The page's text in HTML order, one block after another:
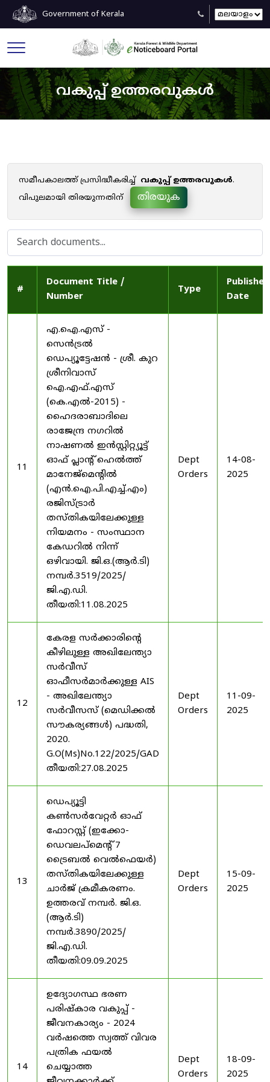
Government of Kerala
വകുപ്പ് ഉത്തരവുകൾ
സമീപകാലത്ത് പ്രസിദ്ധീകരിച്ച് വകുപ്പ് ഉത്തരവുകൾ.
വിപുലമായി തിരയുന്നതിന്
തിരയുക
#
Document Title /
Number
Type
Published
Date
11
എ.ഐ.എസ് -
സെൻട്രൽ
ഡെപ്യൂട്ടേഷൻ - ശ്രീ. കുറ
ശ്രീനിവാസ്
ഐ.എഫ്.എസ്
(കെ.എൽ-2015) -
ഹൈദരാബാദിലെ
രാജേന്ദ്ര നഗറിൽ
നാഷണൽ ഇൻസ്റ്റിറ്റ്യൂട്ട്
ഓഫ് പ്ലാന്റ് ഹെൽത്ത്
മാനേജ്‌മെന്റിൽ
(എൻ.ഐ.പി.എച്ച്.എം)
രജിസ്ട്രാർ
തസ്തികയിലേക്കുള്ള
നിയമനം - സംസ്ഥാന
കേഡറിൽ നിന്ന്
ഒഴിവായി. ജി.ഒ.(ആർ.ടി)
നമ്പർ.3519/2025/
ജി.എ.ഡി.
തീയതി:11.08.2025
Dept
Orders
14-08-
2025
12
കേരള സർക്കാരിന്റെ
കീഴിലുള്ള അഖിലേന്ത്യാ
സർവീസ്
ഓഫീസർമാർക്കുള്ള AIS
- അഖിലേന്ത്യാ
സർവീസസ് (മെഡിക്കൽ
സൗകര്യങ്ങൾ) പദ്ധതി,
2020.
G.O(Ms)No.122/2025/GAD
തീയതി:27.08.2025
Dept
Orders
11-09-
2025
13
ഡെപ്യൂട്ടി
കൺസർവേറ്റർ ഓഫ്
ഫോറസ്റ്റ് (ഇക്കോ-
ഡെവലപ്മെന്റ് 7
ട്രൈബൽ വെൽഫെയർ)
തസ്തികയിലേക്കുള്ള
ചാർജ് ക്രമീകരണം.
ഉത്തരവ് നമ്പർ. ജി.ഒ.
(ആർ.ടി)
നമ്പർ.3890/2025/
ജി.എ.ഡി.
തീയതി:09.09.2025
Dept
Orders
15-09-
2025
14
ഉദ്യോഗസ്ഥ ഭരണ
പരിഷ്കാര വകുപ്പ് -
ജീവനകാര്യം - 2024
വർഷത്തെ സ്വത്ത് വിവര
പത്രിക ഫയൽ
ചെയ്യാത്ത
Dept
Orders
18-09-
2025